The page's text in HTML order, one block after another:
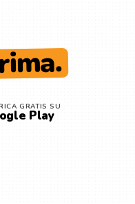
GRATIS SU
Play